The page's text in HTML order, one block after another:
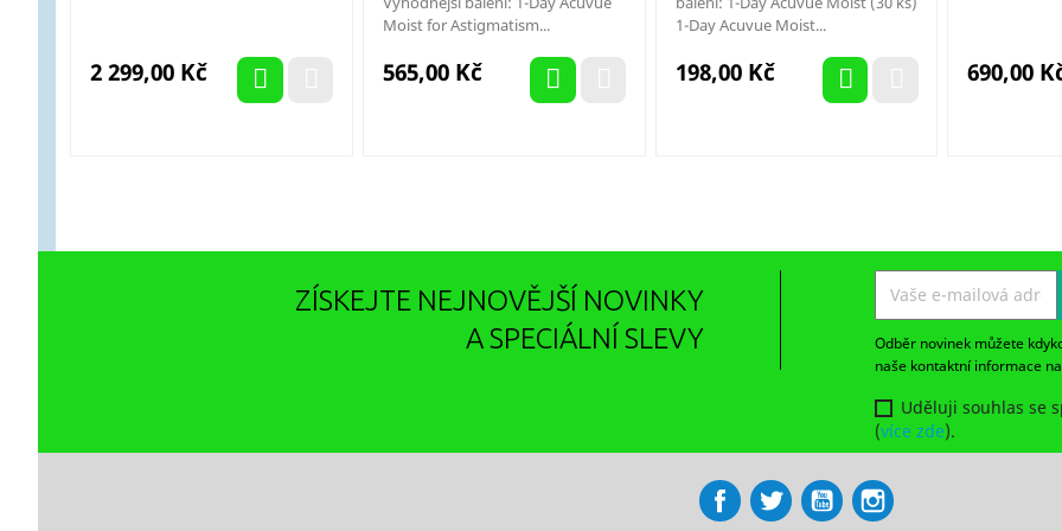
Cena
2 299,00 Kč
Moist for Astigmatism...
Cena
565,00 Kč
1-Day Acuvue Moist...
Cena
198,00 Kč Cena
690,00
ZÍSKEJTE NEJNOVĚJŠÍ NOVINKY
A SPECIÁLNÍ SLEVY
Odběr novinek můžete
naše kontaktní informace
Uděluji souhlas se
(více zde).
FacebookTwitterYouTube